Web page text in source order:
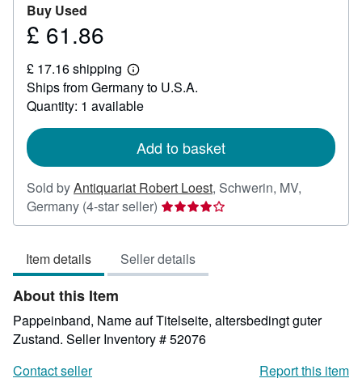
Buy Used
Price
61.86
£ 61.86
£ 17.16 shipping
Learn
more
about
shipping
Ships from Germany to U.S.A.
Quantity: 1 available
Add to basket
Sold byAntiquariat Robert Loest, Schwerin, MV,
Germany (4-star seller) Seller
rating
out
of
stars
Item details Seller details
About this Item
Pappeinband, Name auf Titelseite, altersbedingt guter
Zustand. Seller Inventory # 52076
Contact seller
Report this item